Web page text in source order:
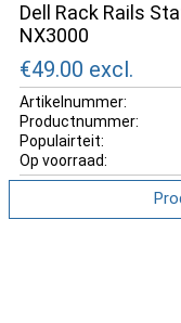
Dell Rack Rails
NX3000
€49.00 excl.
Artikelnummer:
Productnummer:
Populairteit:
Op voorraad: